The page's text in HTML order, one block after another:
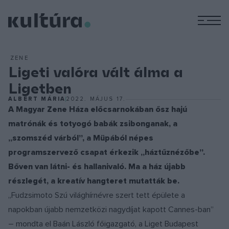
ZENE
Ligeti valóra vált álma a
Ligetben
ALBERT MÁRIA2022. MÁJUS 17.
A Magyar Zene Háza előcsarnokában ősz hajú
matrónák és totyogó babák zsibonganak, a
„szomszéd várból”, a Müpából népes
programszervező csapat érkezik „háztűznézőbe”.
Bőven van látni- és hallanivaló. Ma a ház újabb
részlegét, a kreatív hangteret mutatták be.
„Fudzsimoto Szú világhírnévre szert tett épülete a
napokban újabb nemzetközi nagydíjat kapott Cannes-ban”
– mondta el Baán László főigazgató, a Liget Budapest